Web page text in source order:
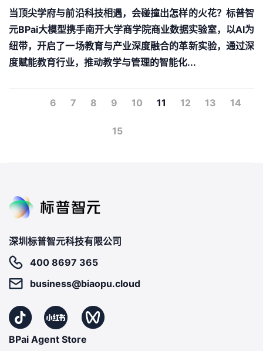
当顶尖学府与前沿科技相遇，会碰撞出怎样的火花？标普智
元BPai大模型携手南开大学商学院商业数据实验室，以AI为
纽带，开启了一场教育与产业深度融合的革新实验，通过深
度赋能教育行业，推动教学与管理的智能化...
6 7 8 9 10 11 12 13 14
15
深圳标普智元科技有限公司
400 8697 365
business@biaopu.cloud
BPai Agent Store